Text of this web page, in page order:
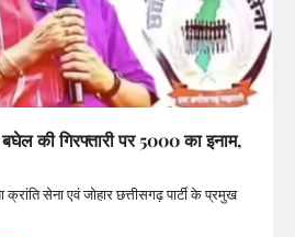
की गिरफ्तारी पर 5000 का इनाम,
सेना एवं जोहार छत्तीसगढ़ पार्टी के प्रमुख